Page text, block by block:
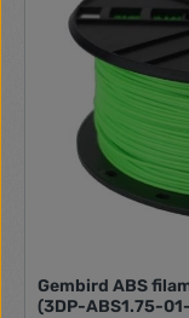
Gembird ABS
(3DP-ABS1.75-